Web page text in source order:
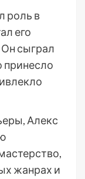
роль в
его
сыграл
принесло
Алекс
жанрах и